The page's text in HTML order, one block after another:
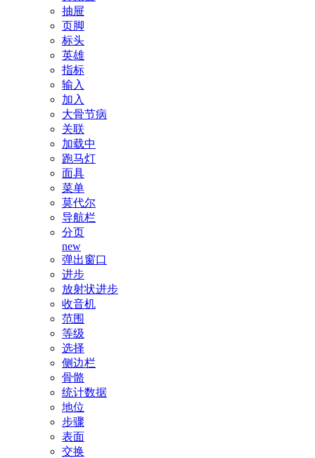
抽屉
页脚
标头
英雄
指标
输入
加入
大骨节病
关联
加载中
跑马灯
面具
菜单
莫代尔
导航栏
分页
new
弹出窗口
进步
放射状进步
收音机
范围
等级
选择
侧边栏
骨骼
统计数据
地位
步骤
表面
交换